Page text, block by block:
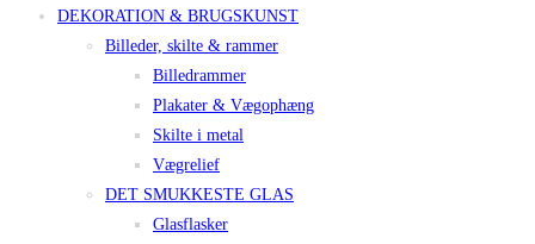
DEKORATION & BRUGSKUNST
Billeder, skilte & rammer
Billedrammer
Plakater & Vægophæng
Skilte i metal
Vægrelief
DET SMUKKESTE GLAS
Glasflasker